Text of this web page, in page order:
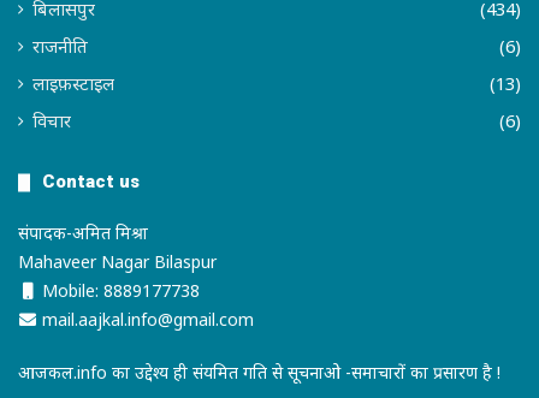
बिलासपुर
(434)
राजनीति
(6)
लाइफ़स्टाइल
(13)
विचार
(6)
Contact us
संपादक-अमित मिश्रा
Mahaveer Nagar Bilaspur
Mobile: 8889177738
mail.aajkal.info@gmail.com
आजकल.info का उद्देश्य ही संयमित गति से सूचनाओ -समाचारों का प्रसारण है !